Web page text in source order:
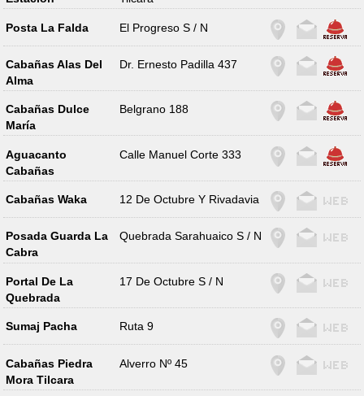
Posta La Falda El Progreso S / N
Cabañas Alas Del
Alma
Dr. Ernesto Padilla 437
Cabañas Dulce
María
Belgrano 188
Aguacanto
Cabañas
Calle Manuel Corte 333
Cabañas Waka 12 De Octubre Y Rivadavia
Posada Guarda La
Cabra
Quebrada Sarahuaico S / N
Portal De La
Quebrada
17 De Octubre S / N
Sumaj Pacha Ruta 9
Cabañas Piedra
Mora Tilcara
Alverro Nº 45